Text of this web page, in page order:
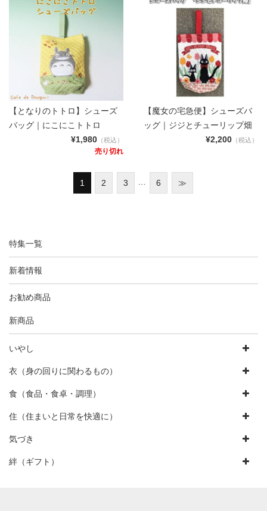
【となりのトトロ】シューズ
バッグ｜にこにこトトロ
¥1,980 （税込）
売り切れ
【魔女の宅急便】シューズバ
ッグ｜ジジとチューリップ畑
¥2,200（税込）
1 2 3 6 ≫
特集一覧
新着情報
お勧め商品
新商品
いやし
衣（身の回りに関わるもの）
食（食品・食卓・調理）
住（住まいと日常を快適に）
気づき
絆（ギフト）